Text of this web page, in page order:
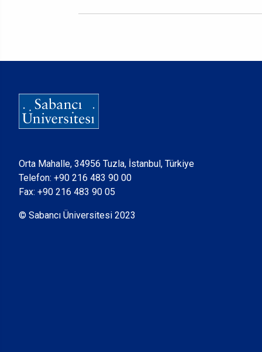
Orta Mahalle, 34956 Tuzla, İstanbul, Türkiye
Telefon: +90 216 483 90 00
Fax: +90 216 483 90 05
© Sabancı Üniversitesi 2023